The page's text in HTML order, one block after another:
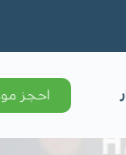
احجز